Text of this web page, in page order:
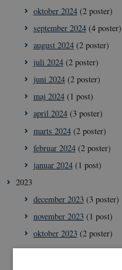
oktober 2024(2 poster)
september 2024(4 poster)
august 2024(2 poster)
juli 2024(2 poster)
juni 2024(2 poster)
maj 2024(1 post)
april 2024(3 poster)
marts 2024(2 poster)
februar 2024(2 poster)
januar 2024(1 post)
2023
december 2023 (3 poster)
november 2023 (1 post)
oktober 2023 (2 poster)
september 2023(2 poster)